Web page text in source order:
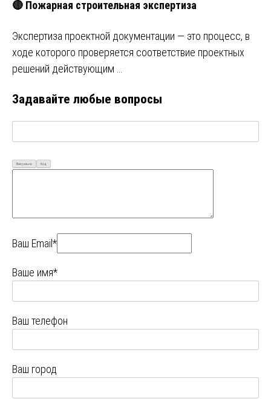
🔴 Пожарная строительная экспертиза
Экспертиза проектной документации — это процесс, в
ходе которого проверяется соответствие проектных
решений действующим …
Задавайте любые вопросы
Визуально Код
Ваш Email*
Ваше имя*
Ваш телефон
Ваш город